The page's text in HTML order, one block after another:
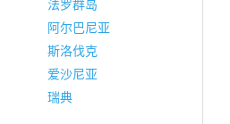
法罗群岛
阿尔巴尼亚
斯洛伐克
爱沙尼亚
瑞典